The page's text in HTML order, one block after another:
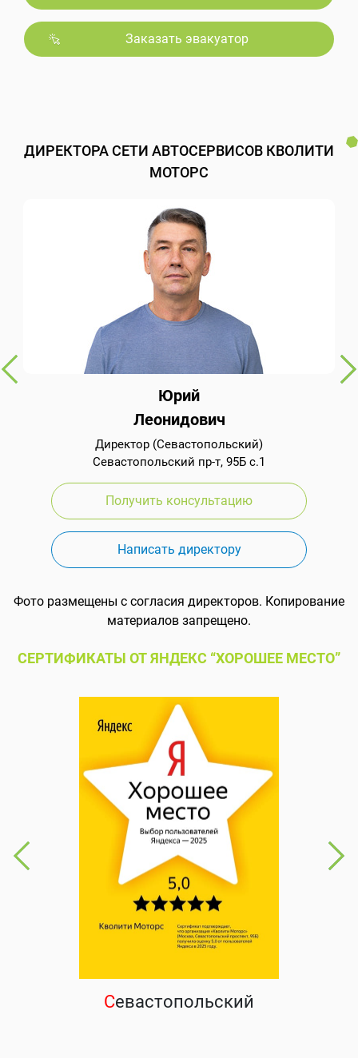
Заказать эвакуатор
ДИРЕКТОРА СЕТИ АВТОСЕРВИСОВ КВОЛИТИ
МОТОРС
Юрий
Леонидович
Директор (Севастопольский)
Севастопольский пр-т, 95Б с.1
Получить консультацию
Написать директору
Фото размещены с согласия директоров. Копирование
материалов запрещено.
СЕРТИФИКАТЫ ОТ ЯНДЕКС “ХОРОШЕЕ МЕСТО”
Севастопольский